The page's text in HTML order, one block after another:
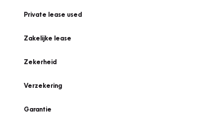
Private lease used
Zakelijke lease
Zekerheid
Verzekering
Garantie